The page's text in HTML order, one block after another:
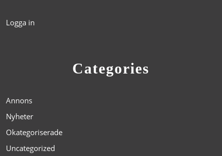
Logga in
Categories
Annons
Nyheter
Okategoriserade
Uncategorized